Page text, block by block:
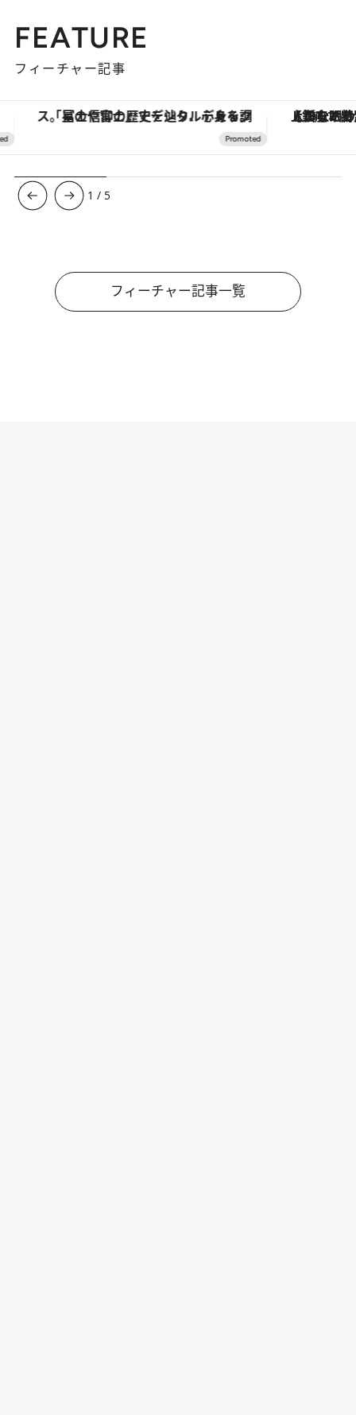
FEATURE
フィーチャー記事
「星のや富士」でデジタルデトックス。冨士信仰の歴史を辿り、心身を調える。 【銀座で出合う最旬美容】美髪ケアや上
1 / 5
フィーチャー記事一覧